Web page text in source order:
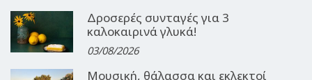
Δροσερές συνταγές για 3
καλοκαιρινά γλυκά!
03/08/2026
Μουσική, θάλασσα και εκλεκτοί